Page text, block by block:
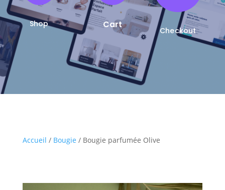
Shop Cart
Checkout
Accueil / Bougie / Bougie parfumée Olive